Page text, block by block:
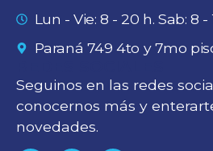
Lun - Vie: 8 - 20 h. Sab: 8 -
Paraná 749 4to y 7mo
Seguinos en las redes
conocernos más y
novedades.